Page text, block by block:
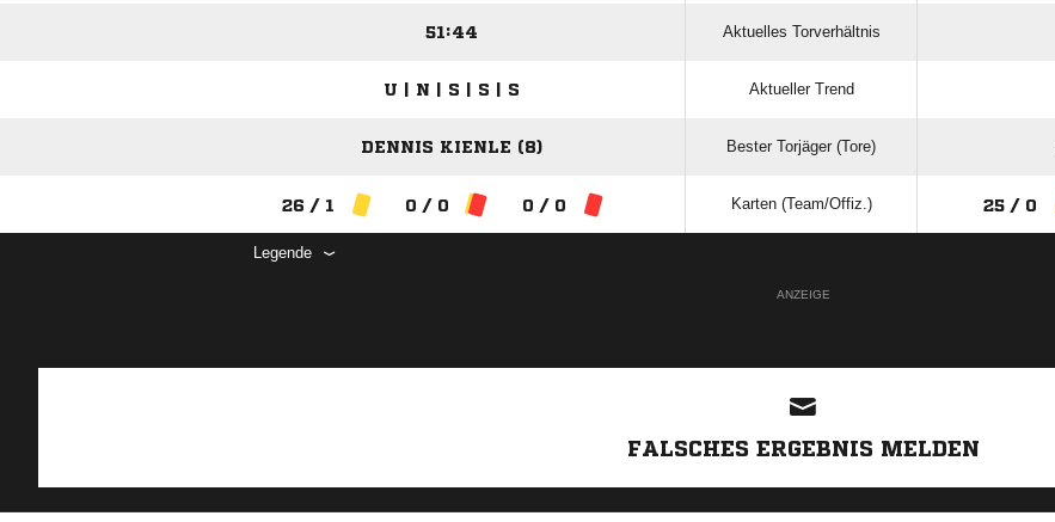
51:44 Aktuelles Torverhältnis
U | N | S | S | S Aktueller Trend
DENNIS KIENLE (8) Bester Torjäger (Tore)
26 / 1 0 / 0 0 / 0 Karten (Team/Offiz.) 25 / 0
Legende
ANZEIGE
FALSCHES ERGEBNIS MELDEN